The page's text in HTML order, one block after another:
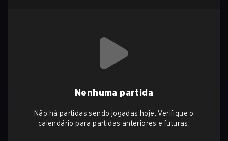
Nenhuma partida
Não há partidas sendo jogadas hoje. Verifique o
calendário para partidas anteriores e futuras.